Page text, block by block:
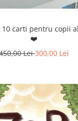
10 carti pentru copii
❤️
Lei300,00 Lei